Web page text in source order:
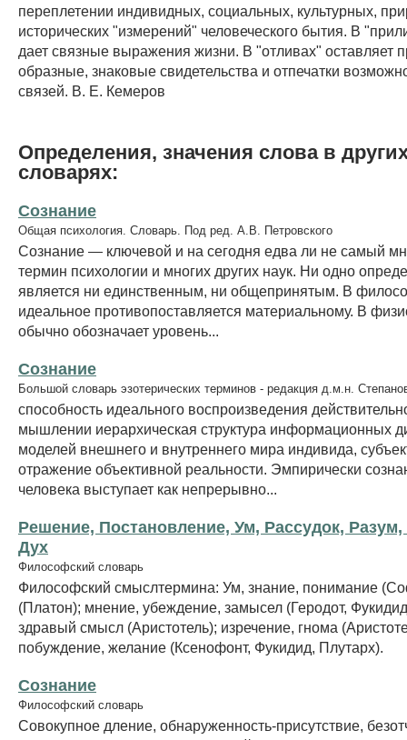
переплетении индивидных, социальных, культурных,
исторических "измерений" человеческого бытия. В
дает связные выражения жизни. В "отливах" оставляет
образные, знаковые свидетельства и отпечатки
связей. В. Е. Кемеров
Определения, значения слова в
словарях:
Сознание
Общая психология. Словарь. Под ред. А.В. Петровского
Сознание — ключевой и на сегодня едва ли не самый
термин психологии и многих других наук. Ни одно
является ни единственным, ни общепринятым. В
идеальное противопоставляется материальному. В
обычно обозначает уровень...
Сознание
Большой словарь эзотерических терминов - редакция д.м.н.
способность идеального воспроизведения
мышлении иерархическая структура информационных
моделей внешнего и внутреннего мира индивида,
отражение объективной реальности. Эмпирически
человека выступает как непрерывно...
Решение, Постановление, Ум, Рассудок,
Дух
Философский словарь
Философский смыслтермина: Ум, знание, понимание
(Платон); мнение, убеждение, замысел (Геродот,
здравый смысл (Аристотель); изречение, гнома
побуждение, желание (Ксенофонт, Фукидид, Плутарх).
Сознание
Философский словарь
Совокупное дление, обнаруженность-присутствие,